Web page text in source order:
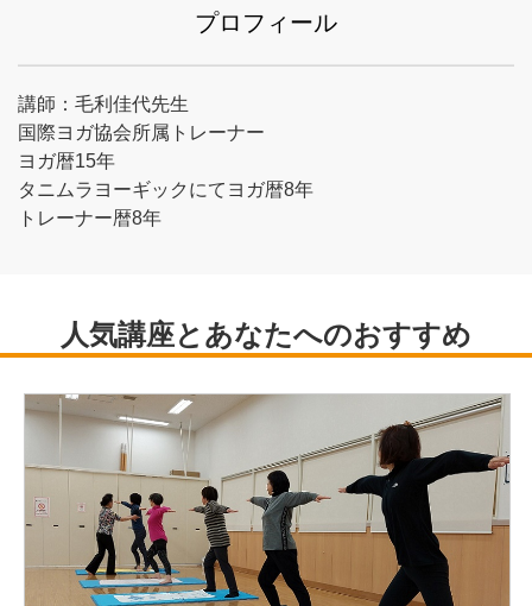
プロフィール
講師：毛利佳代先生
国際ヨガ協会所属トレーナー
ヨガ暦15年
タニムラヨーギックにてヨガ暦8年
トレーナー暦8年